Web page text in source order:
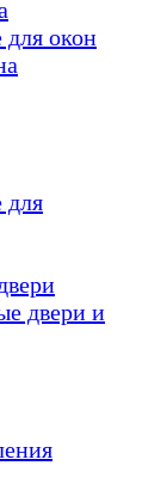
окон
двери и